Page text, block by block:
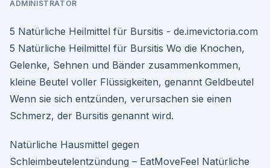
ADMINISTRATOR
5 Natürliche Heilmittel für Bursitis - de.imevictoria.com
5 Natürliche Heilmittel für Bursitis Wo die Knochen,
Gelenke, Sehnen und Bänder zusammenkommen,
kleine Beutel voller Flüssigkeiten, genannt Geldbeutel
Wenn sie sich entzünden, verursachen sie einen
Schmerz, der Bursitis genannt wird.
Natürliche Hausmittel gegen
Schleimbeutelentzündung – EatMoveFeel Natürliche